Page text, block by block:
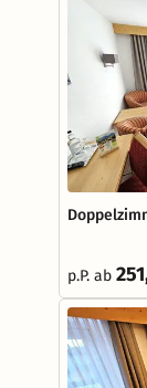
p.P. ab